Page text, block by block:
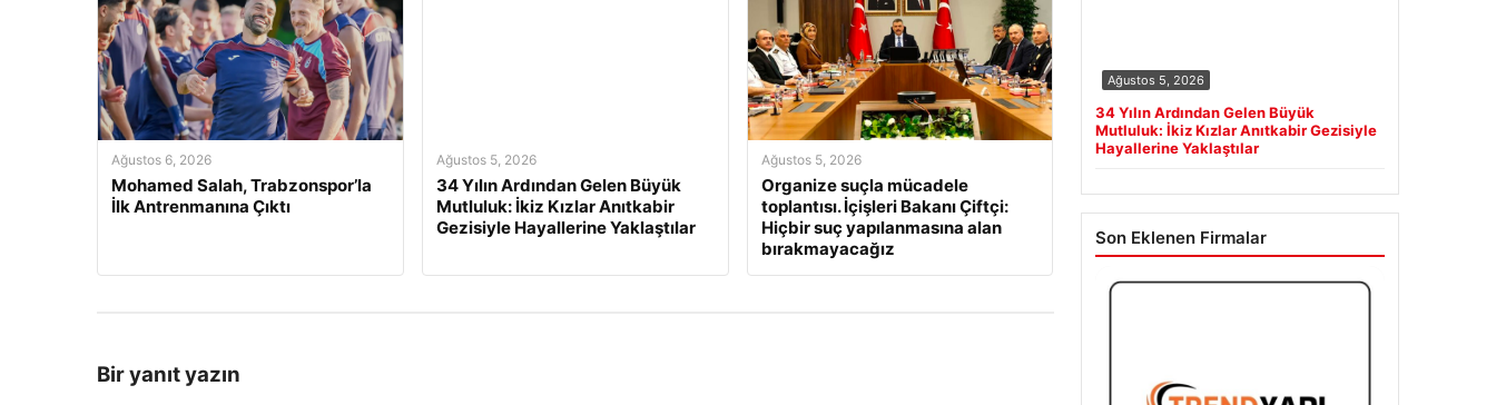
Ağustos 6, 2026
Mohamed Salah, Trabzonspor’la
İlk Antrenmanına Çıktı
Ağustos 5, 2026
34 Yılın Ardından Gelen Büyük
Mutluluk: İkiz Kızlar Anıtkabir
Gezisiyle Hayallerine Yaklaştılar
Ağustos 5, 2026
Organize suçla mücadele
toplantısı. İçişleri Bakanı Çiftçi:
Hiçbir suç yapılanmasına alan
bırakmayacağız
Bir yanıt yazın
Ağustos 5, 2026
34 Yılın Ardından Gelen Büyük
Mutluluk: İkiz Kızlar Anıtkabir Gezisiyle
Hayallerine Yaklaştılar
Son Eklenen Firmalar